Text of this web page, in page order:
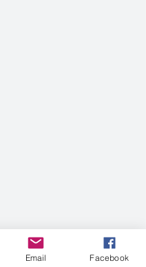
Email Facebook